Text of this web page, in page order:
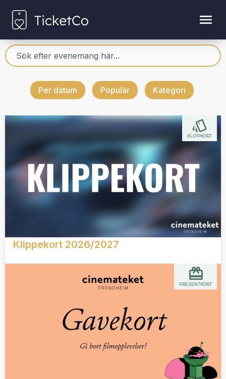
Per datum Populär Kategori
Klippekort 2026/2027
KLIPPKORT
PRESENTKORT